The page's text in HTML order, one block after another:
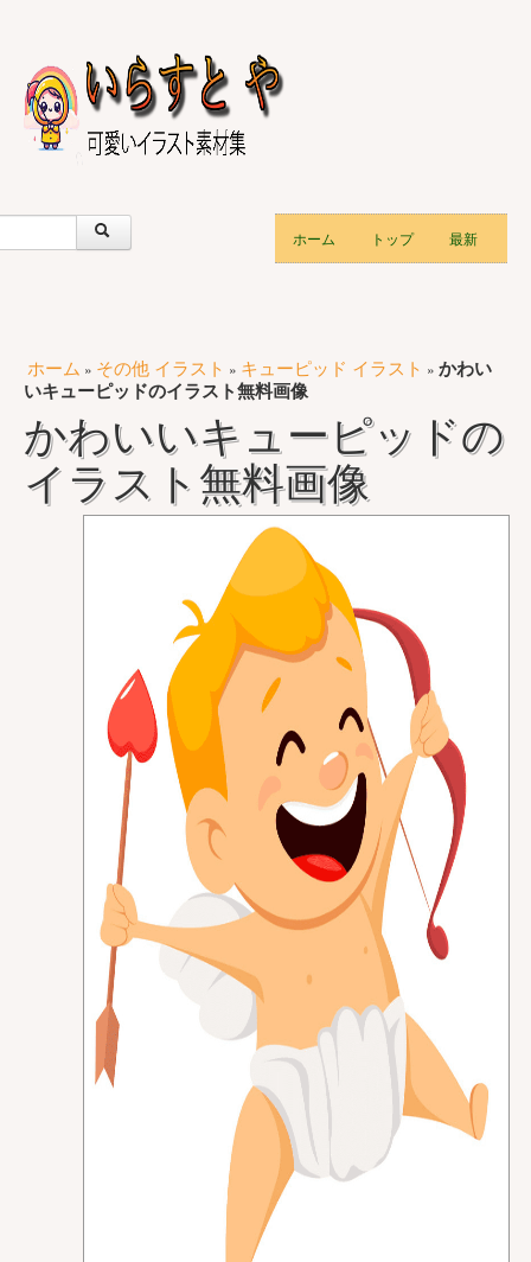
ホーム トップ 最新
ホーム » その他 イラスト » キューピッド イラスト » かわい
いキューピッドのイラスト無料画像
かわいいキューピッドの
イラスト無料画像